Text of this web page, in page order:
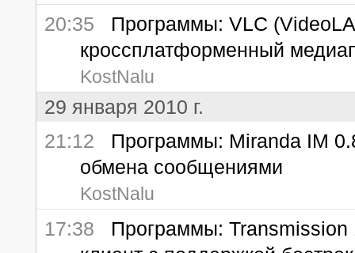
20:35 Программы: VLC
кроссплатформенный
KostNalu
29 января 2010 г.
21:12 Программы: Miranda IM
обмена сообщениями
KostNalu
17:38 Программы: Transmission